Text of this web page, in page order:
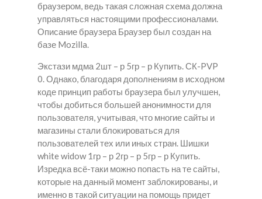
браузером, ведь такая сложная схема должна
управляться настоящими профессионалами.
Описание браузера Браузер был создан на
базе Mozilla.
Экстази мдма 2шт – р 5гр – р Купить. СК-PVP
0. Однако, благодаря дополнениям в исходном
коде принцип работы браузера был улучшен,
чтобы добиться большей анонимности для
пользователя, учитывая, что многие сайты и
магазины стали блокироваться для
пользователей тех или иных стран. Шишки
white widow 1гр – р 2гр – р 5гр – р Купить.
Изредка всё-таки можно попасть на те сайты,
которые на данный момент заблокированы, и
именно в такой ситуации на помощь придет